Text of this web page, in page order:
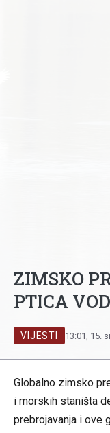
ZIMSKO
PTICA
VIJESTI 13:01, 15.
Globalno zimsko
i morskih staništa
prebrojavanja i ove